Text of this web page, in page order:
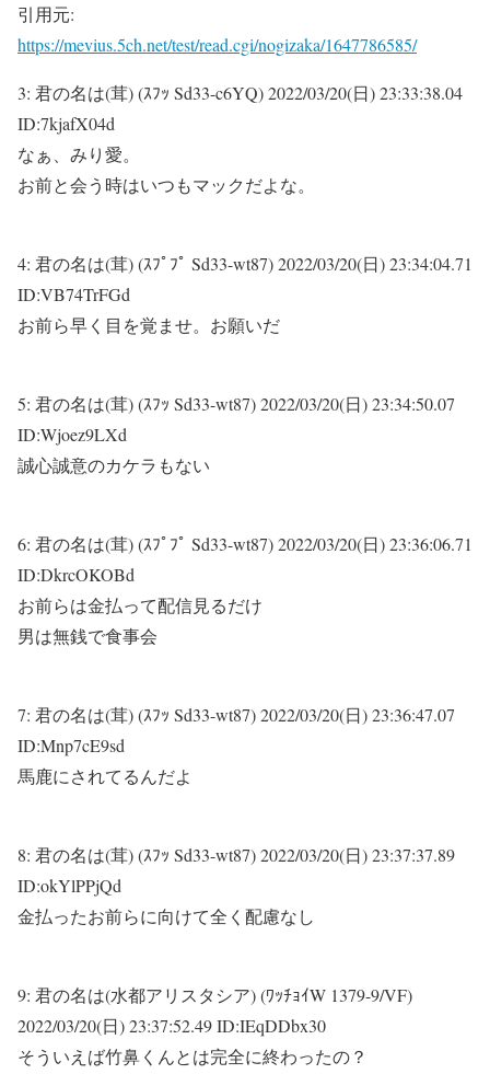
引用元:
https://mevius.5ch.net/test/read.cgi/nogizaka/1647786585/
3: 君の名は(茸) (ｽﾌｯ Sd33-c6YQ)2022/03/20(日) 23:33:38.04
ID:7kjafX04d
なぁ、みり愛。
お前と会う時はいつもマックだよな。
4: 君の名は(茸) (ｽﾌﾟﾌﾟ Sd33-wt87)2022/03/20(日) 23:34:04.71
ID:VB74TrFGd
お前ら早く目を覚ませ。お願いだ
5: 君の名は(茸) (ｽﾌｯ Sd33-wt87)2022/03/20(日) 23:34:50.07
ID:Wjoez9LXd
誠心誠意のカケラもない
6: 君の名は(茸) (ｽﾌﾟﾌﾟ Sd33-wt87)2022/03/20(日) 23:36:06.71
ID:DkrcOKOBd
お前らは金払って配信見るだけ
男は無銭で食事会
7: 君の名は(茸) (ｽﾌｯ Sd33-wt87)2022/03/20(日) 23:36:47.07
ID:Mnp7cE9sd
馬鹿にされてるんだよ
8: 君の名は(茸) (ｽﾌｯ Sd33-wt87)2022/03/20(日) 23:37:37.89
ID:okYlPPjQd
金払ったお前らに向けて全く配慮なし
9: 君の名は(水都アリスタシア) (ﾜｯﾁｮｲW 1379-9/VF)
2022/03/20(日) 23:37:52.49 ID:IEqDDbx30
そういえば竹鼻くんとは完全に終わったの？